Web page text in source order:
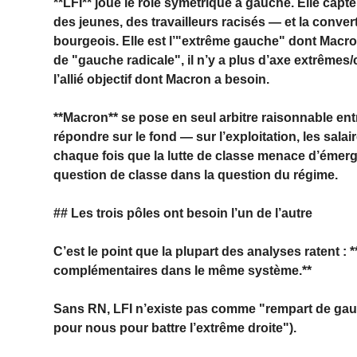
des jeunes, des travailleurs racisés — et la
bourgeois. Elle est l’"extrême gauche" dont
de "gauche radicale", il n’y a plus d’axe
l’allié objectif dont Macron a besoin.
**Macron** se pose en seul arbitre raisonnable
répondre sur le fond — sur l’exploitation, les
chaque fois que la lutte de classe menace
question de classe dans la question du régime.
## Les trois pôles ont besoin l’un de l’autre
C’est le point que la plupart des analyses ratent
complémentaires dans le même système.**
Sans RN, LFI n’existe pas comme "rempart de
pour nous pour battre l’extrême droite").